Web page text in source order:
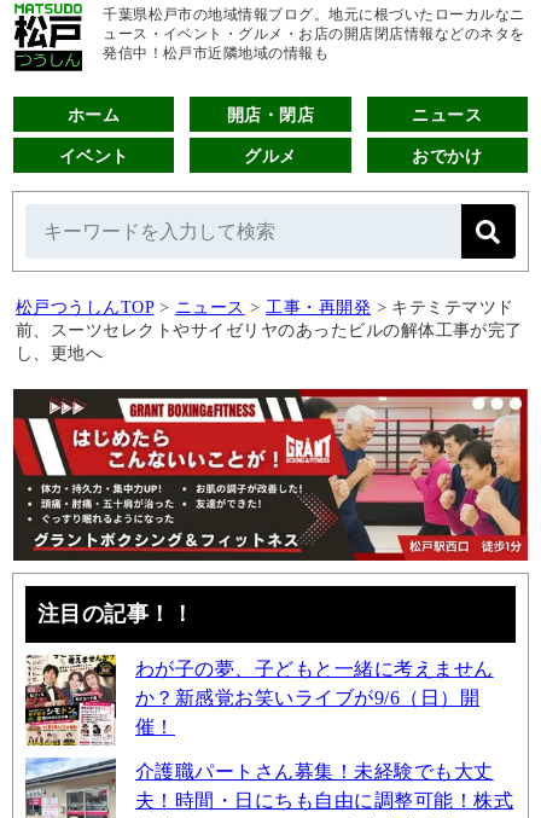
千葉県松戸市の地域情報ブログ。地元に根づいたローカルなニ
ュース・イベント・グルメ・お店の開店閉店情報などのネタを
発信中！松戸市近隣地域の情報も
ホーム 開店・閉店 ニュース
イベント グルメ おでかけ
松戸つうしんTOP > ニュース > 工事・再開発 > キテミテマツド
前、スーツセレクトやサイゼリヤのあったビルの解体工事が完了
し、更地へ
注目の記事！！
わが子の夢、子どもと一緒に考えません
か？新感覚お笑いライブが9/6（日）開
催！
介護職パートさん募集！未経験でも大丈
夫！時間・日にちも自由に調整可能！株式